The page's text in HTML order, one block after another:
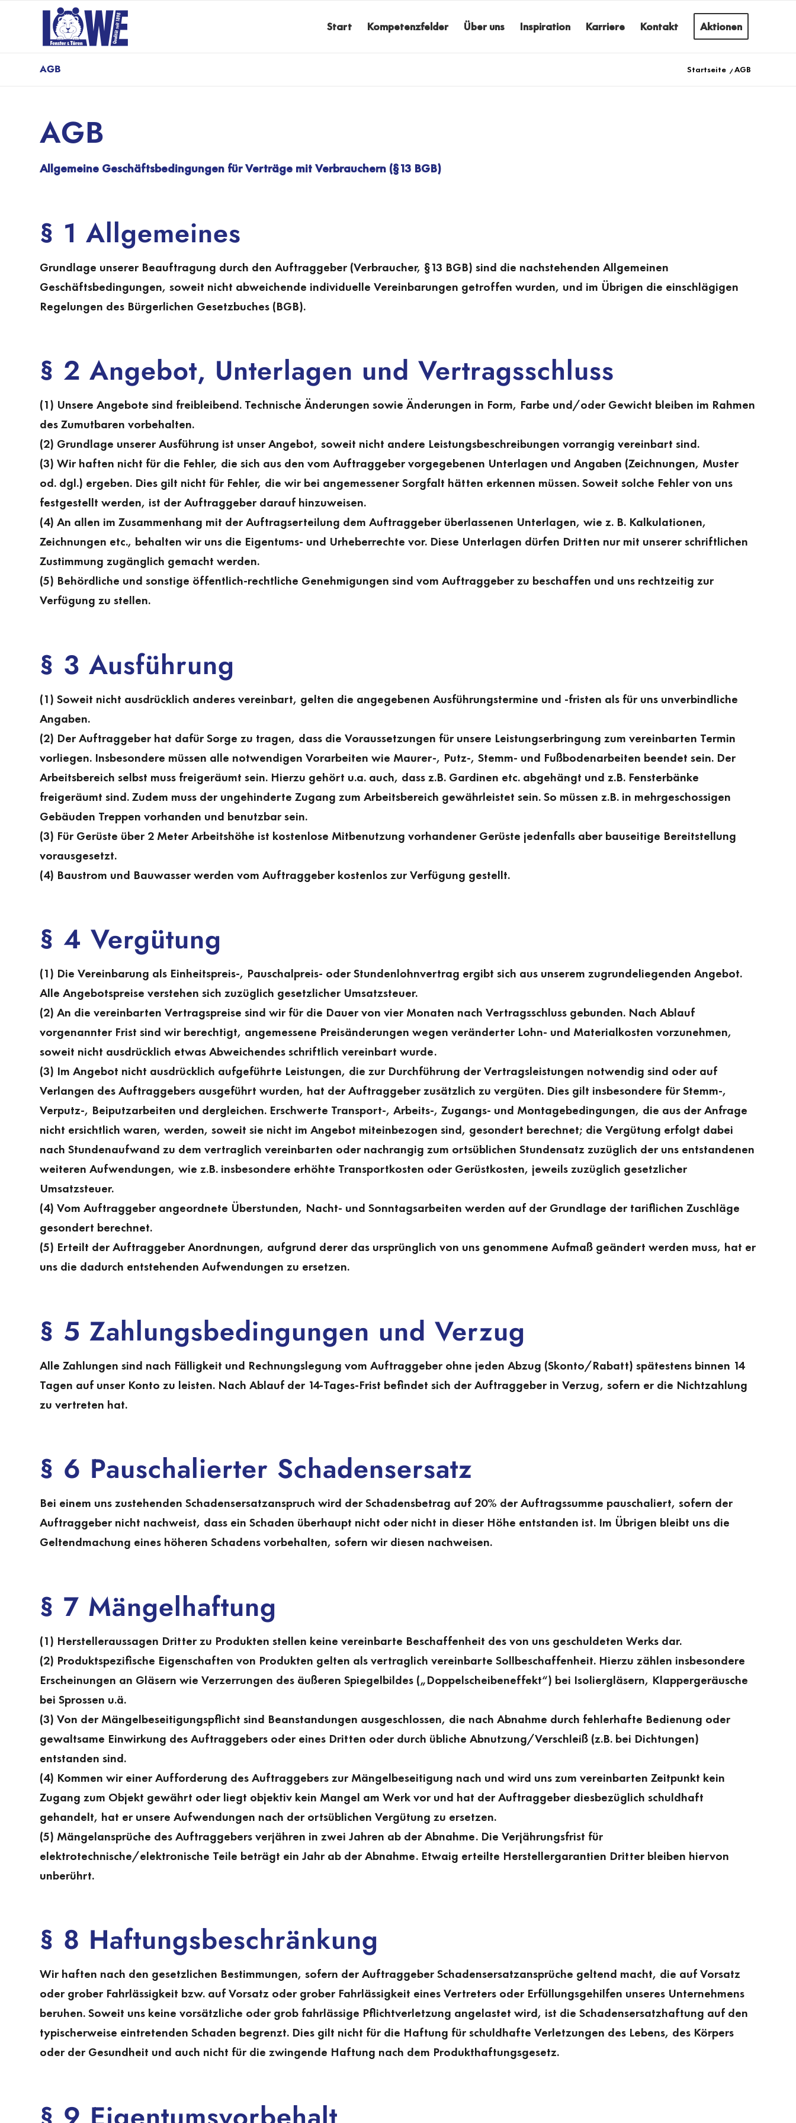
Start Kompetenzfelder Über uns Inspiration Karriere Kontakt Aktionen
AGB Startseite /AGB
AGB
Allgemeine Geschäftsbedingungen für Verträge mit Verbrauchern (§13 BGB)
§ 1 Allgemeines
Grundlage unserer Beauftragung durch den Auftraggeber (Verbraucher, §13 BGB) sind die nachstehenden Allgemeinen
Geschäftsbedingungen, soweit nicht abweichende individuelle Vereinbarungen getroffen wurden, und im Übrigen die einschlägigen
Regelungen des Bürgerlichen Gesetzbuches (BGB).
§ 2 Angebot, Unterlagen und Vertragsschluss
(1) Unsere Angebote sind freibleibend. Technische Änderungen sowie Änderungen in Form, Farbe und/oder Gewicht bleiben im Rahmen
des Zumutbaren vorbehalten.
(2) Grundlage unserer Ausführung ist unser Angebot, soweit nicht andere Leistungsbeschreibungen vorrangig vereinbart sind.
(3) Wir haften nicht für die Fehler, die sich aus den vom Auftraggeber vor­gegebenen Unterlagen und Angaben (Zeichnungen, Muster
od. dgl.) ergeben. Dies gilt nicht für Fehler, die wir bei angemessener Sorgfalt hätten erkennen müssen. Soweit solche Fehler von uns
festgestellt werden, ist der Auftrag­geber darauf hinzuweisen.
(4) An allen im Zusammenhang mit der Auftragserteilung dem Auftraggeber überlassenen Unterlagen, wie z. B. Kalkulationen,
Zeichnungen etc., behalten wir uns die Eigentums- und Urheberrechte vor. Diese Unterlagen dürfen Dritten nur mit unserer schriftlichen
Zustimmung zugänglich gemacht werden.
(5) Behördliche und sonstige öffentlich-rechtliche Genehmigungen sind vom Auftraggeber zu beschaffen und uns rechtzeitig zur
Verfügung zu stellen.
§ 3 Ausführung
(1) Soweit nicht ausdrücklich anderes vereinbart, gelten die angegebenen Ausführungstermine und -fristen als für uns unverbindliche
Angaben.
(2) Der Auftraggeber hat dafür Sorge zu tragen, dass die Voraussetzungen für unsere Leistungserbringung zum vereinbarten Termin
vorliegen. Insbesondere müssen alle notwendigen Vorarbeiten wie Maurer-, Putz-, Stemm- und Fußbodenarbeiten beendet sein. Der
Arbeitsbereich selbst muss freigeräumt sein. Hierzu gehört u.a. auch, dass z.B. Gardinen etc. abgehängt und z.B. Fensterbänke
freigeräumt sind. Zudem muss der ungehinderte Zu­gang zum Arbeitsbereich gewährleistet sein. So müssen z.B. in mehr­geschossigen
Gebäuden Treppen vorhanden und benutzbar sein.
(3) Für Gerüste über 2 Meter Arbeitshöhe ist kostenlose Mitbenutzung vorhandener Gerüste jedenfalls aber bauseitige Bereitstellung
vorausgesetzt.
(4) Baustrom und Bauwasser werden vom Auftraggeber kostenlos zur Verfügung gestellt.
§ 4 Vergütung
(1) Die Vereinbarung als Einheitspreis-, Pauschalpreis- oder Stunden­lohnvertrag ergibt sich aus unserem zugrundeliegenden Angebot.
Alle Angebotspreise verstehen sich zuzüglich gesetzlicher Umsatzsteuer.
(2) An die vereinbarten Vertragspreise sind wir für die Dauer von vier Monaten nach Vertragsschluss gebunden. Nach Ablauf
vorgenannter Frist sind wir berechtigt, angemessene Preisänderungen wegen veränderter Lohn- und Materialkosten vorzunehmen,
soweit nicht ausdrücklich etwas Abweichendes schriftlich vereinbart wurde.
(3) Im Angebot nicht ausdrücklich aufgeführte Leistungen, die zur Durch­führung der Vertragsleistungen notwendig sind oder auf
Verlangen des Auftraggebers ausgeführt wurden, hat der Auftraggeber zusätzlich zu vergüten. Dies gilt insbesondere für Stemm-,
Verputz-, Beiputzarbeiten und dergleichen. Erschwerte Transport-, Arbeits-, Zugangs- und Montage­bedingungen, die aus der Anfrage
nicht ersichtlich waren, werden, soweit sie nicht im Angebot miteinbezogen sind, gesondert berechnet; die Vergütung erfolgt dabei
nach Stundenaufwand zu dem vertraglich vereinbarten oder nachrangig zum ortsüblichen Stundensatz zuzüglich der uns entstandenen
weiteren Aufwendungen, wie z.B. insbesondere erhöhte Transportkosten oder Gerüstkosten, jeweils zuzüglich gesetzlicher
Umsatzsteuer.
(4) Vom Auftraggeber angeordnete Überstunden, Nacht- und Sonntags­arbeiten werden auf der Grundlage der tariflichen Zuschläge
gesondert berechnet.
(5) Erteilt der Auftraggeber Anordnungen, aufgrund derer das ursprünglich von uns genommene Aufmaß geändert werden muss, hat er
uns die dadurch entstehenden Aufwendungen zu ersetzen.
§ 5 Zahlungsbedingungen und Verzug
Alle Zahlungen sind nach Fälligkeit und Rechnungslegung vom Auftrag­geber ohne jeden Abzug (Skonto/Rabatt) spätestens binnen 14
Tagen auf unser Konto zu leisten. Nach Ablauf der 14-Tages-Frist befindet sich der Auftrag­geber in Verzug, sofern er die Nichtzahlung
zu vertreten hat.
§ 6 Pauschalierter Schadensersatz
Bei einem uns zustehenden Schadensersatzanspruch wird der Schadens­betrag auf 20% der Auftragssumme pauschaliert, sofern der
Auftraggeber nicht nachweist, dass ein Schaden überhaupt nicht oder nicht in dieser Höhe entstanden ist. Im Übrigen bleibt uns die
Geltendmachung eines höheren Schadens vorbehalten, sofern wir diesen nachweisen.
§ 7 Mängelhaftung
(1) Herstelleraussagen Dritter zu Produkten stellen keine vereinbarte Beschaffenheit des von uns geschuldeten Werks dar.
(2) Produktspezifische Eigenschaften von Produkten gelten als vertraglich vereinbarte Sollbeschaffenheit. Hierzu zählen insbesondere
Erscheinungen an Gläsern wie Verzerrungen des äußeren Spiegelbildes („Doppelscheiben­effekt“) bei Isoliergläsern, Klappergeräusche
bei Sprossen u.ä.
(3) Von der Mängelbeseitigungspflicht sind Beanstandungen ausgeschlossen, die nach Abnahme durch fehlerhafte Bedienung oder
gewaltsame Einwirkung des Auftraggebers oder eines Dritten oder durch übliche Abnutzung/Ver­schleiß (z.B. bei Dichtungen)
entstanden sind.
(4) Kommen wir einer Aufforderung des Auftraggebers zur Mängel­beseitigung nach und wird uns zum vereinbarten Zeitpunkt kein
Zugang zum Objekt gewährt oder liegt objektiv kein Mangel am Werk vor und hat der Auftraggeber diesbezüglich schuldhaft
gehandelt, hat er unsere Aufwen­dungen nach der ortsüblichen Vergütung zu ersetzen.
(5) Mängelansprüche des Auftraggebers verjähren in zwei Jahren ab der Abnahme. Die Verjährungsfrist für
elektrotechnische/elektronische Teile beträgt ein Jahr ab der Abnahme. Etwaig erteilte Herstellergarantien Dritter bleiben hiervon
unberührt.
§ 8 Haftungsbeschränkung
Wir haften nach den gesetzlichen Bestimmungen, sofern der Auftraggeber Schadensersatzansprüche geltend macht, die auf Vorsatz
oder grober Fahrlässigkeit bzw. auf Vorsatz oder grober Fahrlässigkeit eines Vertreters oder Erfüllungsgehilfen unseres Unternehmens
beruhen. Soweit uns keine vorsätzliche oder grob fahrlässige Pflichtverletzung angelastet wird, ist die Schadensersatzhaftung auf den
typischerweise eintretenden Schaden begrenzt. Dies gilt nicht für die Haftung für schuldhafte Verletzungen des Lebens, des Körpers
oder der Gesundheit und auch nicht für die zwingende Haftung nach dem Produkthaftungsgesetz.